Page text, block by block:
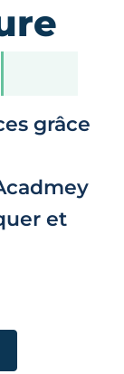
grâce
et